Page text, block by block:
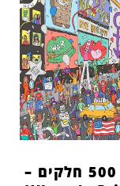
פאזל 500 חלקים –